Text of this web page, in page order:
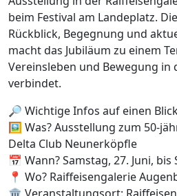
beim Festival am Landeplatz.
Rückblick, Begegnung und
macht das Jubiläum zu einem
Vereinsleben und Bewegung
verbindet.
🔎 Wichtige Infos auf einen
🖼️ Was? Ausstellung zum 50-
Delta Club Neunerköpfle
📅 Wann? Samstag, 27. Juni, bis
📍 Wo? Raiffeisengalerie